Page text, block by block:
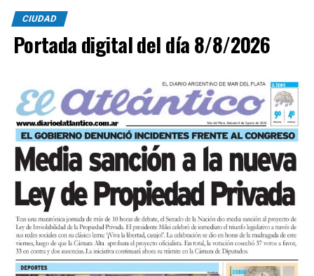
CIUDAD
Portada digital del día 8/8/2026